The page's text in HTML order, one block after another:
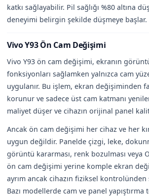
katkı sağlayabilir. Pil sağlığı %80 altına
deneyimi belirgin şekilde düşmeye başlar.
Vivo Y93 Ön Cam Değişimi
Vivo Y93 ön cam değişimi, ekranın
fonksiyonları sağlamken yalnızca cam
uygulanır. Bu işlem, ekran değişiminden
korunur ve sadece üst cam katmanı
maliyet düşer ve cihazın orijinal panel
Ancak ön cam değişimi her cihaz ve her
uygun değildir. Panelde çizgi, leke,
görüntü kararması, renk bozulması veya
ön cam değişimi yerine komple ekran
ayrım ancak cihazın fiziksel kontrolünden
Bazı modellerde cam ve panel